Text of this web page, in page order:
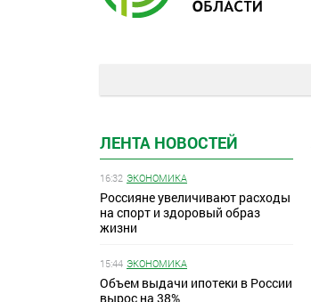
ЛЕНТА НОВОСТЕЙ
16:32 ЭКОНОМИКА
Россияне увеличивают расходы
на спорт и здоровый образ
жизни
15:44 ЭКОНОМИКА
Объем выдачи ипотеки в России
вырос на 38%